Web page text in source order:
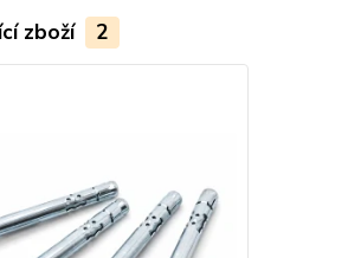
zboží 2